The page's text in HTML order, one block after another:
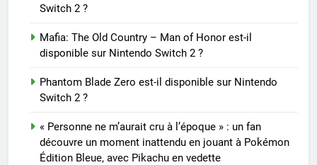
Switch 2 ?
Mafia: The Old Country – Man of Honor est-il
disponible sur Nintendo Switch 2 ?
Phantom Blade Zero est-il disponible sur Nintendo
Switch 2 ?
« Personne ne m’aurait cru à l’époque » : un fan
découvre un moment inattendu en jouant à Pokémon
Édition Bleue, avec Pikachu en vedette